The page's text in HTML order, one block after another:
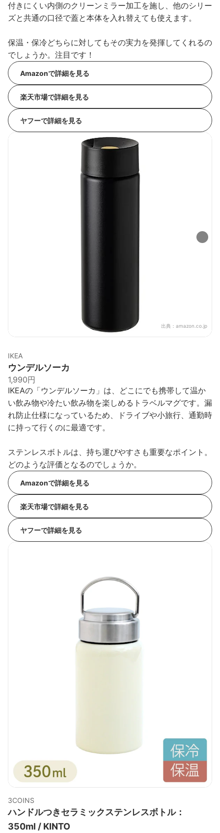
付きにくい内側のクリーンミラー加工を施し、他のシリー
ズと共通の口径で蓋と本体を入れ替えても使えます。
保温・保冷どちらに対してもその実力を発揮してくれるの
でしょうか。注目です！
Amazonで詳細を見る
楽天市場で詳細を見る
ヤフーで詳細を見る
出典： amazon.co.jp
IKEA
ウンデルソーカ
1,990円
IKEAの「ウンデルソーカ」は、どこにでも携帯して温か
い飲み物や冷たい飲み物を楽しめるトラベルマグです。漏
れ防止仕様になっているため、ドライブや小旅行、通勤時
に持って行くのに最適です。
ステンレスボトルは、持ち運びやすさも重要なポイント。
どのような評価となるのでしょうか。
Amazonで詳細を見る
楽天市場で詳細を見る
ヤフーで詳細を見る
3COINS
ハンドルつきセラミックステンレスボトル：
350ml / KINTO